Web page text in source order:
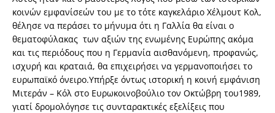
κοινών εμφανίσεών του με το τότε καγκελάριο Χέλμουτ Κoλ,
θέλησε να περάσει το μήνυμα ότι η Γαλλία θα είναι ο
θεματοφύλακας των αξιών της ενωμένης Ευρώπης ακόμα
και τις περιόδους που η Γερμανία αισθανόμενη, προφανώς,
ισχυρή και κραταιά, θα επιχειρήσει να γερμανοποιήσει το
ευρωπαϊκό όνειρο.Υπήρξε όντως ιστορική η κοινή εμφάνιση
Μιτεράν – Κόλ στο Ευρωκοινοβούλιο τον Οκτώβρη του1989,
γιατί δρομολόγησε τις συνταρακτικές εξελίξεις που